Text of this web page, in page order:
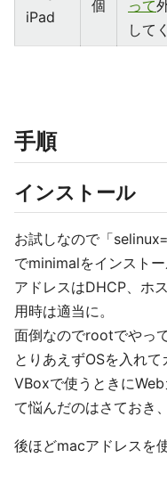
iPad
個
って
して
手順
インストール
お試しなので「
でminimalをインスト
アドレスはDHCP、ホ
用時は適当に。
面倒なのでrootでやっ
とりあえずOSを入れて
VBoxで使うときに
て悩んだのはさておき
後ほどmacアドレスを